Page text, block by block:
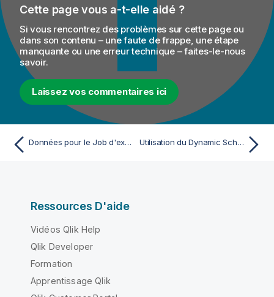
Cette page vous a-t-elle aidé ?
Si vous rencontrez des problèmes sur cette page ou
dans son contenu – une faute de frappe, une étape
manquante ou une erreur technique – faites-le-nous
savoir.
Laissez vos commentaires ici
Données pour le Job d'exemple d'utilisation du tMap Utilisation du Dynamic Schema pour charger dynamiquement des données dans les tables de base de données
Ressources D'aide
Vidéos Qlik Help
Qlik Developer
Formation
Apprentissage Qlik